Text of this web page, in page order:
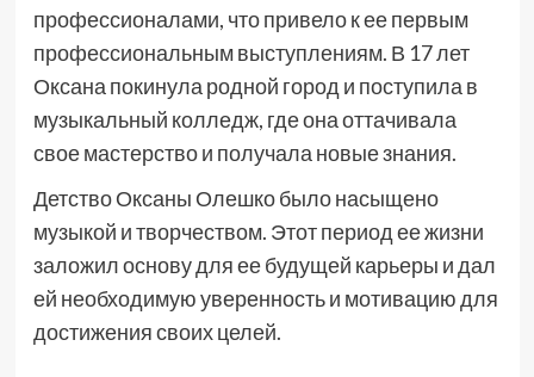
профессионалами, что привело к ее первым
профессиональным выступлениям. В 17 лет
Оксана покинула родной город и поступила в
музыкальный колледж, где она оттачивала
свое мастерство и получала новые знания.
Детство Оксаны Олешко было насыщено
музыкой и творчеством. Этот период ее жизни
заложил основу для ее будущей карьеры и дал
ей необходимую уверенность и мотивацию для
достижения своих целей.